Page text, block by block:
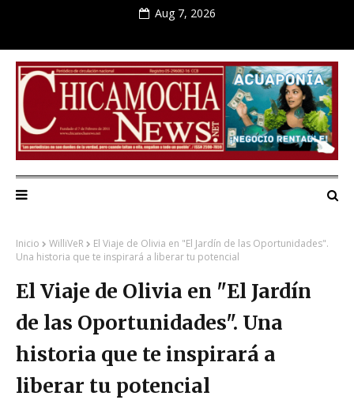
Aug 7, 2026
Inicio WilliVeR
El Viaje de Olivia en "El Jardín de las Oportunidades".
Una historia que te inspirará a liberar tu potencial
El Viaje de Olivia en "El Jardín
de las Oportunidades". Una
historia que te inspirará a
liberar tu potencial